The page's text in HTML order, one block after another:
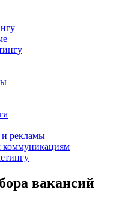
и рекламы
коммуникациям
вакансий